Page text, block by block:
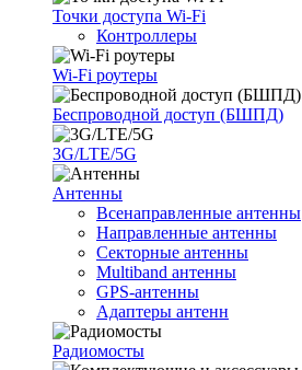
Точки доступа Wi-Fi
Контроллеры
Wi-Fi роутеры
Беспроводной доступ (БШПД)
3G/LTE/5G
Антенны
Всенаправленные антенны
Направленные антенны
Секторные антенны
Multiband антенны
GPS-антенны
Адаптеры антенн
Радиомосты